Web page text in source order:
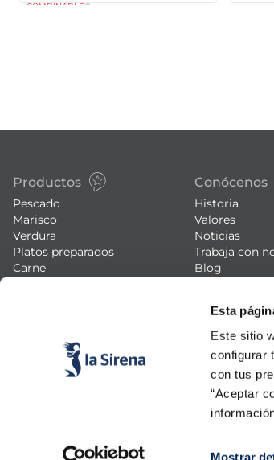
Esta
Este sitio
configurar
con tus
“Aceptar
Mostrar
COMBINABLE
Productos
Pescado
Marisco
Verdura
Platos preparados
Carne
Conócenos
Historia
Valores
Noticias
Trabaja con
Blog